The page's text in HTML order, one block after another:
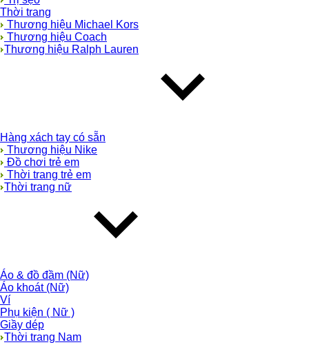
Thời trang
Thương hiệu Michael Kors
Thương hiệu Coach
Thương hiệu Ralph Lauren
Hàng xách tay có sẵn
Thương hiệu Nike
Đồ chơi trẻ em
Thời trang trẻ em
Thời trang nữ
Áo & đồ đầm (Nữ)
Áo khoát (Nữ)
Ví
Phụ kiện ( Nữ )
Giầy dép
Thời trang Nam